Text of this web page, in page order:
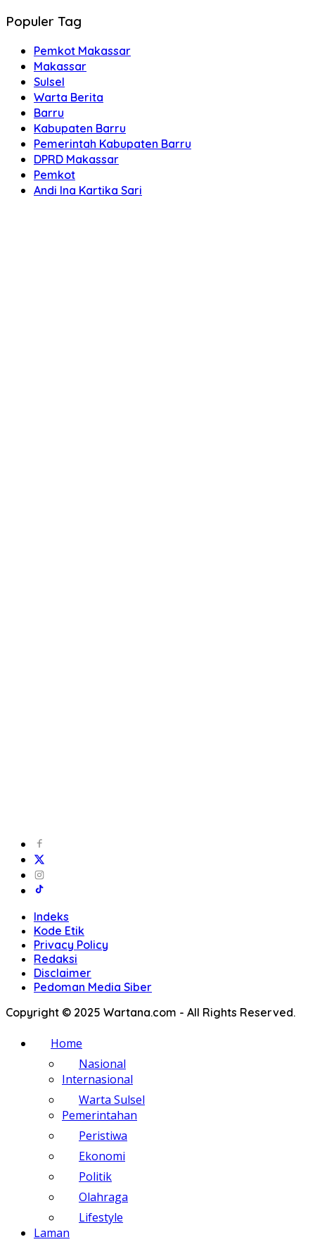
Populer Tag
Pemkot Makassar
Makassar
Sulsel
Warta Berita
Barru
Kabupaten Barru
Pemerintah Kabupaten Barru
DPRD Makassar
Pemkot
Andi Ina Kartika Sari
Indeks
Kode Etik
Privacy Policy
Redaksi
Disclaimer
Pedoman Media Siber
Copyright © 2025 Wartana.com - All Rights Reserved.
Home
Nasional
Internasional
Warta Sulsel
Pemerintahan
Peristiwa
Ekonomi
Politik
Olahraga
Lifestyle
Laman